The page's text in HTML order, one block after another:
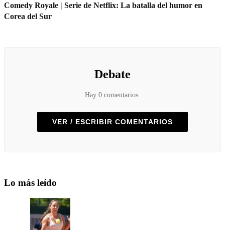
Comedy Royale | Serie de Netflix: La batalla del humor en
Corea del Sur
Debate
Hay 0 comentarios.
VER / ESCRIBIR COMENTARIOS
Lo más leído